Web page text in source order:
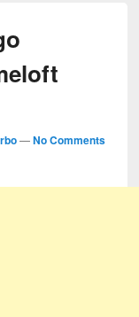
—No Comments